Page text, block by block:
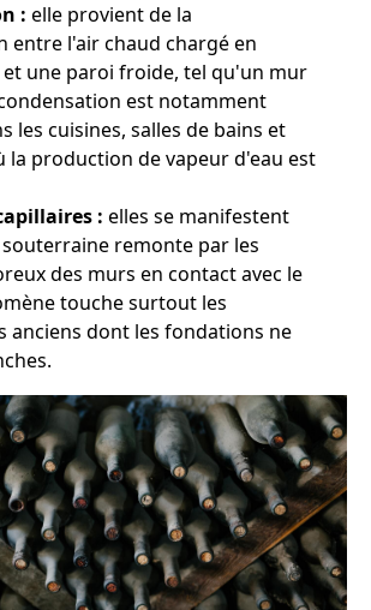
: elle provient de la
entre l'air chaud chargé en
une paroi froide, tel qu'un mur
est notamment
les cuisines, salles de bains et
la production de vapeur d'eau est
: elles se manifestent
remonte par les
des murs en contact avec le
touche surtout les
anciens dont les fondations ne